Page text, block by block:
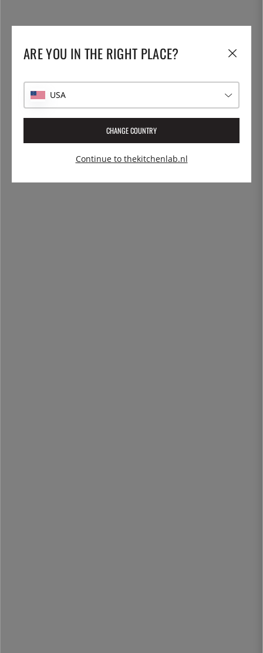
ARE YOU IN THE RIGHT PLACE?
USA
CHANGE COUNTRY
Continue to thekitchenlab.nl